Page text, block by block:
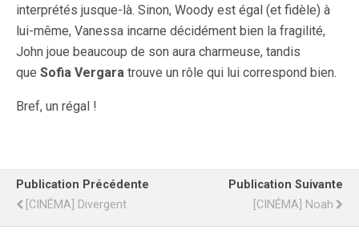
interprétés jusque-là. Sinon, Woody est égal (et fidèle) à
lui-même, Vanessa incarne décidément bien la fragilité,
John joue beaucoup de son aura charmeuse, tandis
que Sofia Vergara trouve un rôle qui lui correspond bien.
Bref, un régal !
Publication Précédente
[CINÉMA] Divergent
Publication Suivante
[CINÉMA] Noah